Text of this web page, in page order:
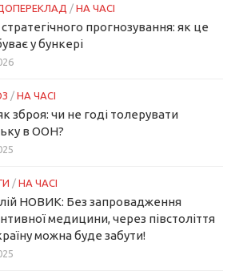
/ НА ЧАСІ
прогнозування: як це
у бункері
/ НА ЧАСІ
зброя: чи не годі толерувати
в ООН?
/ НА ЧАСІ
НОВИК: Без запровадження
медицини, через півстоліття
можна буде забути!